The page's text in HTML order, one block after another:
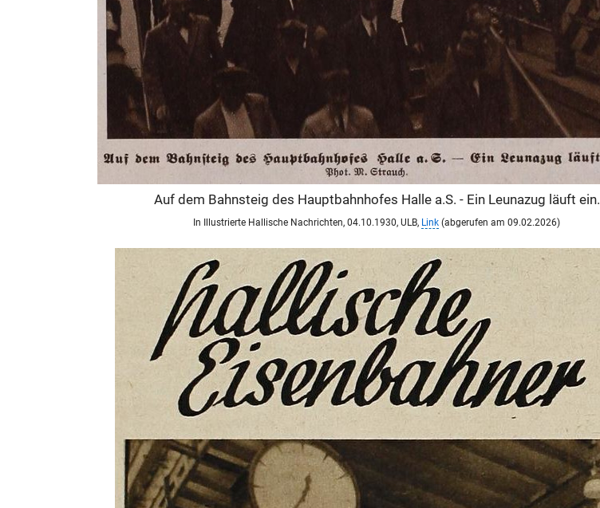
Auf dem Bahnsteig des Hauptbahnhofes Halle a.S. - Ein Leunazug läuft ein.
In Illustrierte Hallische Nachrichten, 04.10.1930, ULB, Link (abgerufen am 09.02.2026)